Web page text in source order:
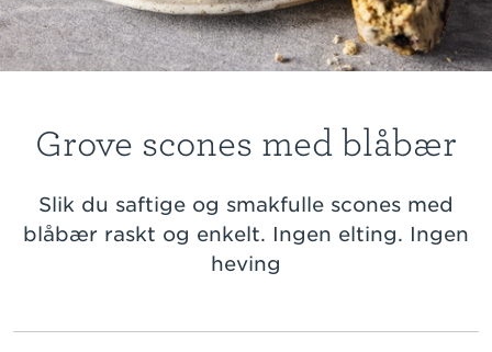
Grove scones med blåbær
Slik du saftige og smakfulle scones med
blåbær raskt og enkelt. Ingen elting. Ingen
heving